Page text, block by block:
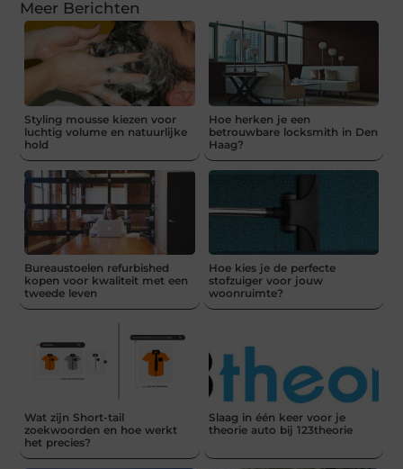
Meer Berichten
Styling mousse kiezen voor
luchtig volume en natuurlijke
hold
Hoe herken je een
betrouwbare locksmith in Den
Haag?
Bureaustoelen refurbished
kopen voor kwaliteit met een
tweede leven
Hoe kies je de perfecte
stofzuiger voor jouw
woonruimte?
Wat zijn Short-tail
zoekwoorden en hoe werkt
het precies?
Slaag in één keer voor je
theorie auto bij 123theorie